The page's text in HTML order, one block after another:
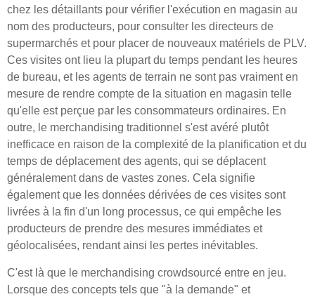
chez les détaillants pour vérifier l'exécution en magasin au
nom des producteurs, pour consulter les directeurs de
supermarchés et pour placer de nouveaux matériels de PLV.
Ces visites ont lieu la plupart du temps pendant les heures
de bureau, et les agents de terrain ne sont pas vraiment en
mesure de rendre compte de la situation en magasin telle
qu'elle est perçue par les consommateurs ordinaires. En
outre, le merchandising traditionnel s'est avéré plutôt
inefficace en raison de la complexité de la planification et du
temps de déplacement des agents, qui se déplacent
généralement dans de vastes zones. Cela signifie
également que les données dérivées de ces visites sont
livrées à la fin d'un long processus, ce qui empêche les
producteurs de prendre des mesures immédiates et
géolocalisées, rendant ainsi les pertes inévitables.
C'est là que le merchandising crowdsourcé entre en jeu.
Lorsque des concepts tels que "à la demande" et